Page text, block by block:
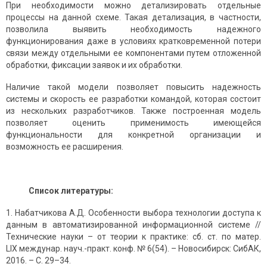
При необходимости можно детализировать отдельные
процессы на данной схеме. Такая детализация, в частности,
позволила выявить необходимость надежного
функционирования даже в условиях кратковременной потери
связи между отдельными ее компонентами путем отложенной
обработки, фиксации заявок и их обработки.
Наличие такой модели позволяет повысить надежность
системы и скорость ее разработки командой, которая состоит
из нескольких разработчиков. Также построенная модель
позволяет оценить применимость имеющейся
функциональности для конкретной организации и
возможность ее расширения.
Список литературы:
Набатчикова А.Д. Особенности выбора технологии доступа к
данным в автоматизированной информационной системе //
Технические науки – от теории к практике: сб. ст. по матер.
LIX междунар. науч.-практ. конф. № 6(54). – Новосибирск: СибАК,
2016. – С. 29–34.